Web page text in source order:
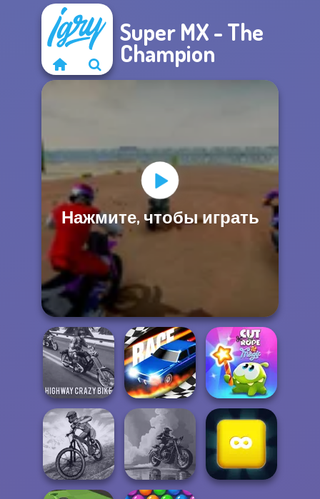
Super MX - The
Champion
Нажмите, чтобы играть
Highway Crazy
Bike
Drag Race 3D
Cut The Rope